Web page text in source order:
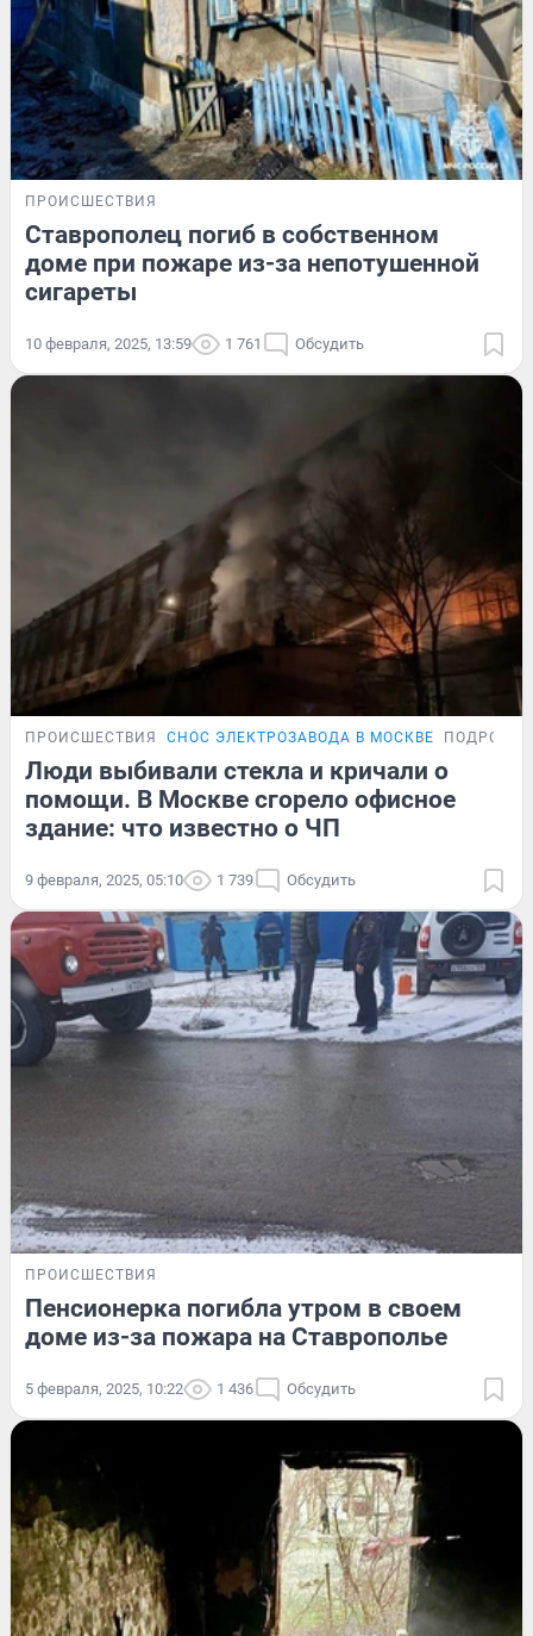
ПРОИСШЕСТВИЯ
Ставрополец погиб в собственном
доме при пожаре из-за непотушенной
сигареты
10 февраля, 2025, 13:59 1 761 Обсудить
ПРОИСШЕСТВИЯ СНОС ЭЛЕКТРОЗАВОДА В МОСКВЕ
Люди выбивали стекла и кричали о
помощи. В Москве сгорело офисное
здание: что известно о ЧП
9 февраля, 2025, 05:10 1 739 Обсудить
ПРОИСШЕСТВИЯ
Пенсионерка погибла утром в своем
доме из-за пожара на Ставрополье
5 февраля, 2025, 10:22 1 436 Обсудить